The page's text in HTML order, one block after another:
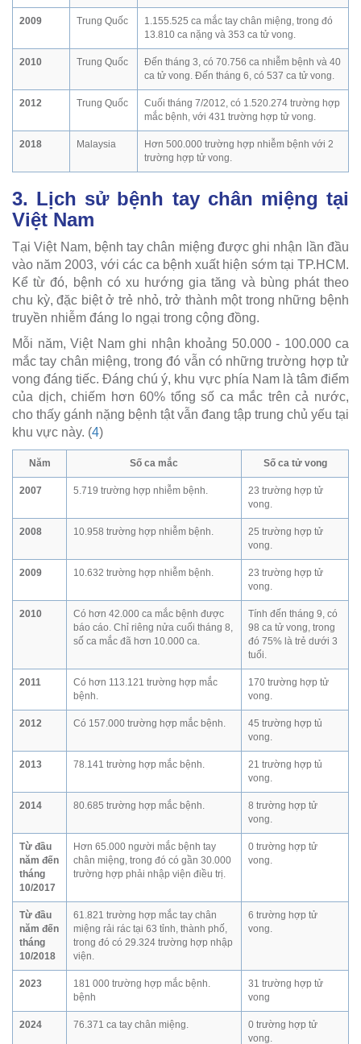
2009 Trung Quốc
1.155.525 ca mắc tay chân miệng, trong đó
13.810 ca nặng và 353 ca tử vong.
2010 Trung Quốc
Đến tháng 3, có 70.756 ca nhiễm bệnh và 40
ca tử vong. Đến tháng 6, có 537 ca tử vong.
2012 Trung Quốc
Cuối tháng 7/2012, có 1.520.274 trường hợp
mắc bệnh, với 431 trường hợp tử vong.
2018 Malaysia
Hơn 500.000 trường hợp nhiễm bệnh với 2
trường hợp tử vong.
3. Lịch sử bệnh tay chân miệng tại
Việt Nam
Tại Việt Nam, bệnh tay chân miệng được ghi nhận lần đầu
vào năm 2003, với các ca bệnh xuất hiện sớm tại TP.HCM.
Kể từ đó, bệnh có xu hướng gia tăng và bùng phát theo
chu kỳ, đặc biệt ở trẻ nhỏ, trở thành một trong những bệnh
truyền nhiễm đáng lo ngại trong cộng đồng.
Mỗi năm, Việt Nam ghi nhận khoảng 50.000 - 100.000 ca
mắc tay chân miệng, trong đó vẫn có những trường hợp tử
vong đáng tiếc. Đáng chú ý, khu vực phía Nam là tâm điểm
của dịch, chiếm hơn 60% tổng số ca mắc trên cả nước,
cho thấy gánh nặng bệnh tật vẫn đang tập trung chủ yếu tại
khu vực này. (4)
Năm Số ca mắc Số ca tử vong
2007 5.719 trường hợp nhiễm bệnh.
23 trường hợp tử
vong.
2008 10.958 trường hợp nhiễm bệnh.
25 trường hợp tử
vong.
2009 10.632 trường hợp nhiễm bệnh.
23 trường hợp tử
vong.
2010
Có hơn 42.000 ca mắc bệnh được
báo cáo. Chỉ riêng nửa cuối tháng 8,
số ca mắc đã hơn 10.000 ca.
Tính đến tháng 9, có
98 ca tử vong, trong
đó 75% là trẻ dưới 3
tuổi.
2011
Có hơn 113.121 trường hợp mắc
bệnh.
170 trường hợp tử
vong.
2012 Có 157.000 trường hợp mắc bệnh.
45 trường hợp tủ
vong.
2013 78.141 trường hợp mắc bệnh.
21 trường hợp tủ
vong.
2014 80.685 trường hợp mắc bệnh.
8 trường hợp tử
vong.
Từ đầu
năm đến
tháng
10/2017
Hơn 65.000 người mắc bệnh tay
chân miệng, trong đó có gần 30.000
trường hợp phải nhập viện điều trị.
0 trường hợp tử
vong.
Từ đầu
năm đến
tháng
10/2018
61.821 trường hợp mắc tay chân
miệng rải rác tại 63 tỉnh, thành phố,
trong đó có 29.324 trường hợp nhập
viện.
6 trường hợp tử
vong.
2023
181 000 trường hợp mắc bệnh.
bệnh
31 trường hợp tử
vong
2024 76.371 ca tay chân miệng.
0 trường hợp tử
vong.